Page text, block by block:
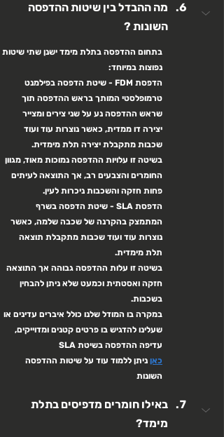
מה ההבדל בין שיטות ההדפסה
השונות ?
בתחום ההדפסה בתלת מימד ישנן שתי שיטות
נפוצות במיוחד:
הדפסת FDM - שיטת הדפסה בפילמנט
טרמופלסטי המותך בראש ההדפסה תוך
שראש ההדפסה נע על שני צירים ומצייר
יצירה דו ממדית, כאשר נוצרות עוד ועוד
שכבות מתקבלת יצירה תלת מימדית.
בשיטה זו עלויות ההדפסה נמוכות מאוד, מגוון
החומרים והצבעים רב, אך התוצאה לעיתים
פחות חזקה והשכבות ניכרות לעין.
הדפסת SLA - שיטת הדפסה בשרף
המתמצק בהקרנה של שכבה שלמה, כאשר
נוצרות עוד ועוד שכבות מתקבלת תוצאה
תלת מימדית.
בשיטה זו עלות ההדפסה גבוהה אך התוצאה
חזקה ואסטתית וכמעט שלא ניתן להבחין
בשכבות.
במקרה בו המודל שלנו כולל איברים עדינים או
שעלינו להדגיש בו פרטים קטנים ומדוייקים,
עדיפה ההדפסה בשיטת SLA
כאן ניתן ללמוד עוד על שיטות ההדפסה
השונות
באילו חומרים מדפיסים בתלת
מימד?